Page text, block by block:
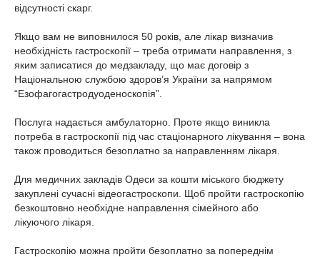
відсутності скарг.
Якщо вам не виповнилося 50 років, але лікар визначив
необхідність гастроскопії – треба отримати направлення, з
яким записатися до медзакладу, що має договір з
Національною службою здоров’я України за напрямом
“Езофагогастродуоденоскопія”.
Послуга надається амбулаторно. Проте якщо виникла
потреба в гастроскопії під час стаціонарного лікування – вона
також проводиться безоплатно за направленням лікаря.
Для медичних закладів Одеси за кошти міського бюджету
закуплені сучасні відеогастроскопи. Щоб пройти гастроскопію
безкоштовно необхідне направлення сімейного або
лікуючого лікаря.
Гастроскопію можна пройти безоплатно за попереднім